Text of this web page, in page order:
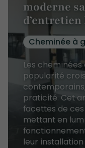
moderne
Cheminée à
Les
popularité
praticité. Cet
facettes de
mettant en
leur